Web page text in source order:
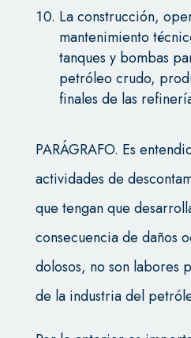
La construcción,
mantenimiento
tanques y bombas
petróleo crudo,
finales de las
PARÁGRAFO. Es
actividades de
que tengan que
consecuencia de daños
dolosos, no son labores
de la industria del